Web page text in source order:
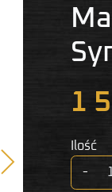
Następny
1
Ilość
-